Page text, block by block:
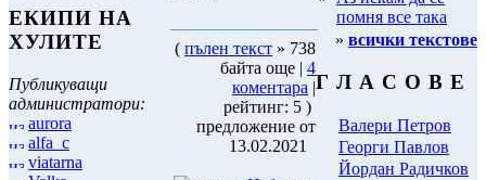
ЕКИПИ НА
ХУЛИТЕ
Публикуващи
администратори:
aurora
alfa_c
viatarna
( пълен текст » 738
байта още | 4
коментара |
рейтинг: 5 )
предложение от
13.02.2021
помня все така
» всички текстове
Г Л А С О В Е
Валери Петров
Георги Павлов
Йордан Радичков